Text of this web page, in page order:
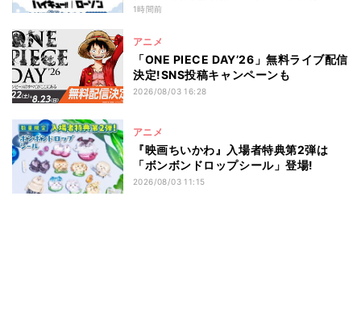
1時間前
アニメ
「ONE PIECE DAY’26」無料ライブ配信
決定!SNS投稿キャンペーンも
2026/08/03 16:28
アニメ
『映画ちいかわ』入場者特典第2弾は
「ボンボンドロップシール」登場!
2026/08/03 11:15